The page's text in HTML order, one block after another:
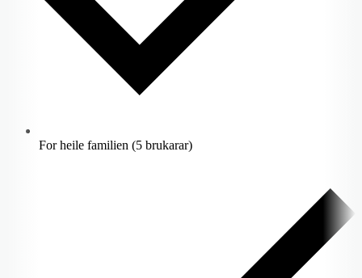
For heile familien (5 brukarar)